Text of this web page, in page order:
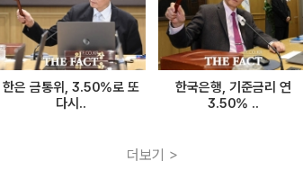
한은 금통위, 3.50%로 또
다시..
한국은행, 기준금리 연
3.50% ..
더보기 >